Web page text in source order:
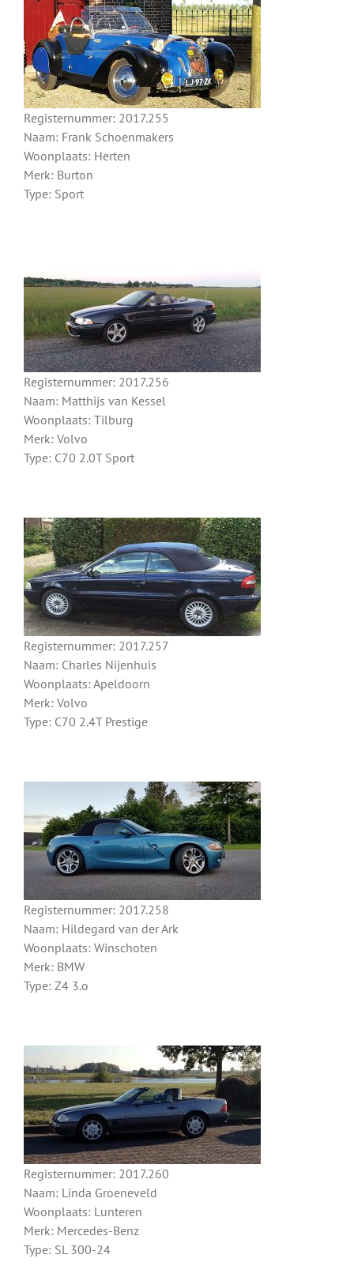
Registernummer: 2017.255
Naam: Frank Schoenmakers
Woonplaats: Herten
Merk: Burton
Type: Sport
Registernummer: 2017.256
Naam: Matthijs van Kessel
Woonplaats: Tilburg
Merk: Volvo
Type: C70 2.0T Sport
Registernummer: 2017.257
Naam: Charles Nijenhuis
Woonplaats: Apeldoorn
Merk: Volvo
Type: C70 2.4T Prestige
Registernummer: 2017.258
Naam: Hildegard van der Ark
Woonplaats: Winschoten
Merk: BMW
Type: Z4 3.o
Registernummer: 2017.260
Naam: Linda Groeneveld
Woonplaats: Lunteren
Merk: Mercedes-Benz
Type: SL 300-24